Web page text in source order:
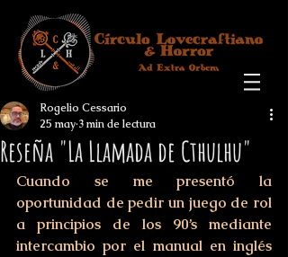
Reseña "La Llamada de Cthulhu"
Rogelio Cessario
25 may 3 min de lectura
Cuando se me presentó la
oportunidad de pedir un juego de rol
a principios de los 90’s mediante
intercambio por el manual en inglés